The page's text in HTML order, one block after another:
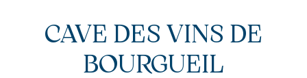
CAVE DES VINS DE
BOURGUEIL